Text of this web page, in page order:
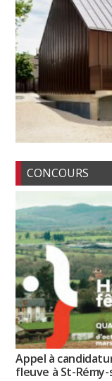
CONCOURS
Appel à
fleuve à St-